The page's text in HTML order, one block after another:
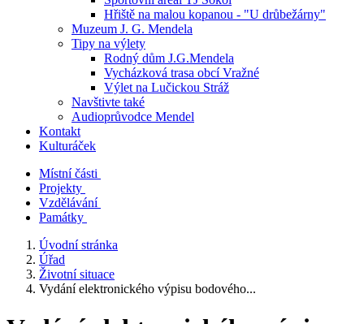
Hřiště na malou kopanou - "U drůbežárny"
Muzeum J. G. Mendela
Tipy na výlety
Rodný dům J.G.Mendela
Vycházková trasa obcí Vražné
Výlet na Lučickou Stráž
Navštivte také
Audioprůvodce Mendel
Kontakt
Kulturáček
Místní části
Projekty
Vzdělávání
Památky
Úvodní stránka
Úřad
Životní situace
Vydání elektronického výpisu bodového...